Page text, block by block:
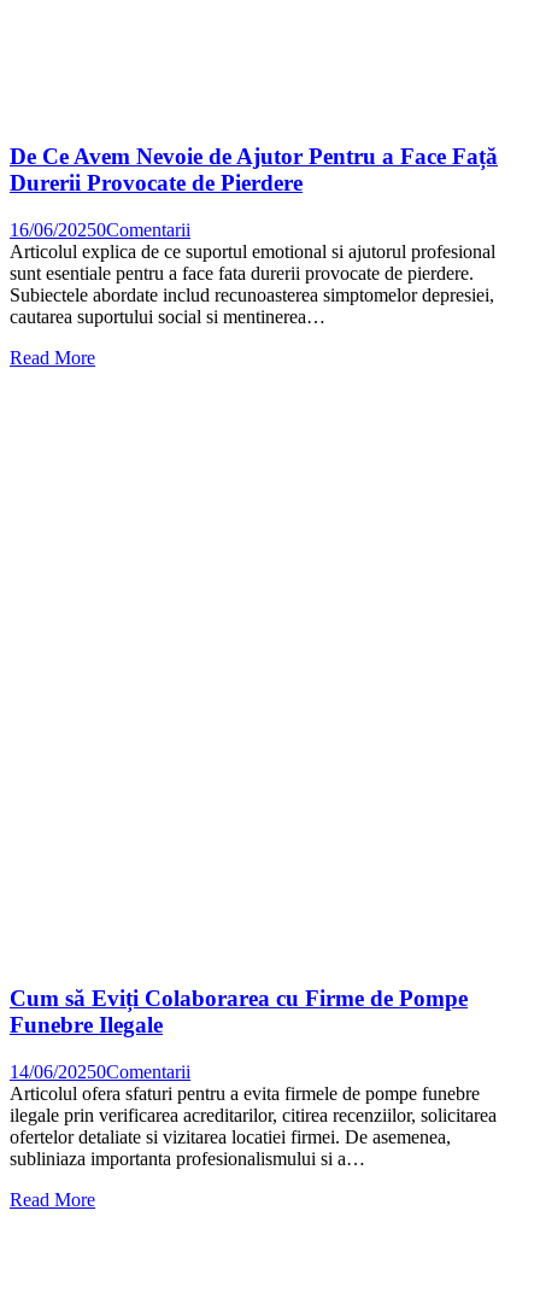
De Ce Avem Nevoie de Ajutor Pentru a Face Față
Durerii Provocate de Pierdere
16/06/20250Comentarii
Articolul explica de ce suportul emotional si ajutorul profesional
sunt esentiale pentru a face fata durerii provocate de pierdere.
Subiectele abordate includ recunoasterea simptomelor depresiei,
cautarea suportului social si mentinerea…
Read More
Cum să Eviți Colaborarea cu Firme de Pompe
Funebre Ilegale
14/06/20250Comentarii
Articolul ofera sfaturi pentru a evita firmele de pompe funebre
ilegale prin verificarea acreditarilor, citirea recenziilor, solicitarea
ofertelor detaliate si vizitarea locatiei firmei. De asemenea,
subliniaza importanta profesionalismului si a…
Read More